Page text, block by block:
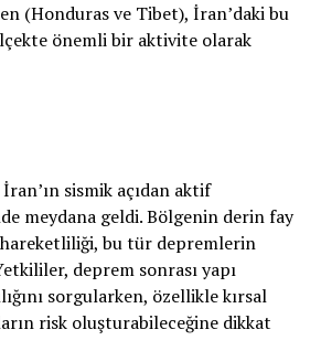
(Honduras ve Tibet), İran’daki bu
önemli bir aktivite olarak
sismik açıdan aktif
meydana geldi. Bölgenin derin fay
bu tür depremlerin
deprem sonrası yapı
sorgularken, özellikle kırsal
risk oluşturabileceğine dikkat